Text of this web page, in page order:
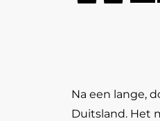
Na een lange,
Duitsland. Het